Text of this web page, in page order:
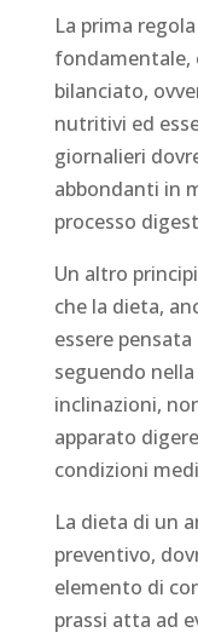
La prima
fondamentale,
bilanciato,
nutritivi ed
giornalieri
abbondanti in
processo
Un altro
che la dieta,
essere
seguendo
inclinazioni,
apparato
condizioni
La dieta di un
preventivo,
elemento di
prassi atta ad